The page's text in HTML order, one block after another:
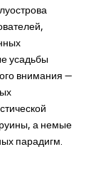
усадьбы
внимания —
а немые
парадигм.